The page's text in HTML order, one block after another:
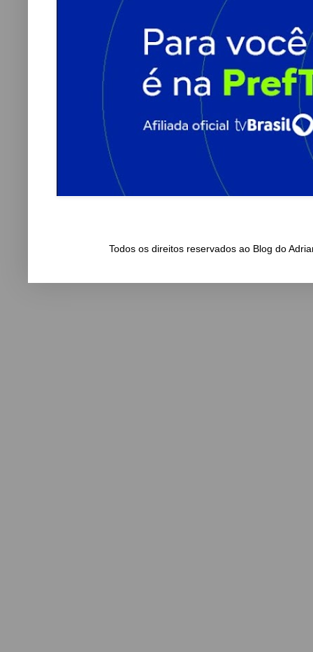
Todos os direitos reservados ao Blog do